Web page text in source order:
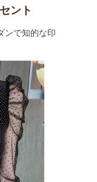
ント
ンで知的な印